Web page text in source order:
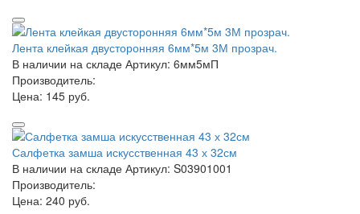
Лента клейкая двусторонняя 6мм*5м 3М прозрач.
В наличии на складе Артикул: 6мм5мП
Производитель:
Цена: 145 руб.
Салфетка замша искусственная 43 х 32см
В наличии на складе Артикул: S03901001
Производитель:
Цена: 240 руб.